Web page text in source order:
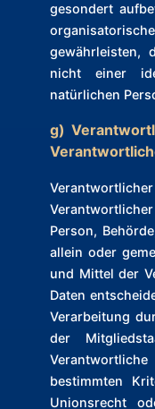
gesondert
gewährleisten,
nicht einer
natürlichen
g)
Person,
allein oder
und Mittel der
Daten
Verarbeitung
der
bestimmten
Unionsrecht